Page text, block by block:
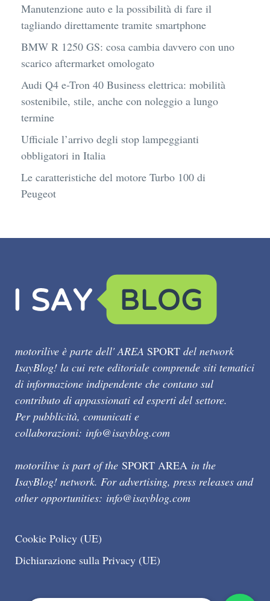
Manutenzione auto e la possibilità di fare il
tagliando direttamente tramite smartphone
BMW R 1250 GS: cosa cambia davvero con uno
scarico aftermarket omologato
Audi Q4 e-Tron 40 Business elettrica: mobilità
sostenibile, stile, anche con noleggio a lungo
termine
Ufficiale l’arrivo degli stop lampeggianti
obbligatori in Italia
Le caratteristiche del motore Turbo 100 di
Peugeot
motorilive è parte dell' AREA SPORT del network
IsayBlog! la cui rete editoriale comprende siti tematici
di informazione indipendente che contano sul
contributo di appassionati ed esperti del settore.
Per pubblicità, comunicati e
collaborazioni: info@isayblog.com
motorilive is part of the SPORT AREA in the
IsayBlog! network. For advertising, press releases and
other opportunities: info@isayblog.com
Cookie Policy (UE)
Dichiarazione sulla Privacy (UE)